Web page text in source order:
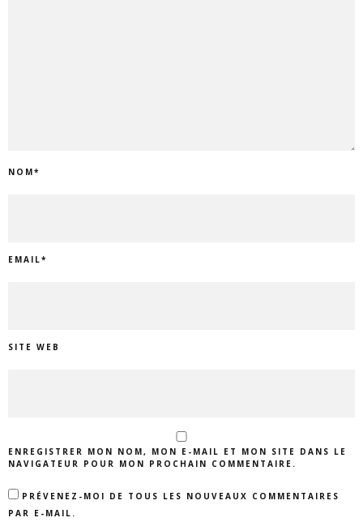
NOM*
EMAIL*
SITE WEB
ENREGISTRER MON NOM, MON E-MAIL ET MON SITE DANS LE
NAVIGATEUR POUR MON PROCHAIN COMMENTAIRE.
PRÉVENEZ-MOI DE TOUS LES NOUVEAUX COMMENTAIRES
PAR E-MAIL.